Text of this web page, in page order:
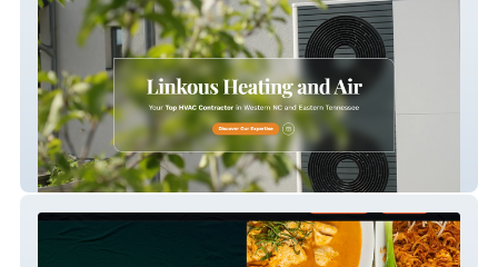
Linkous Heating and Air